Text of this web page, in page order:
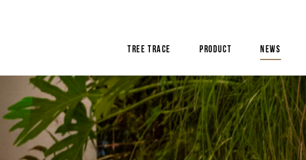
tree trace product news